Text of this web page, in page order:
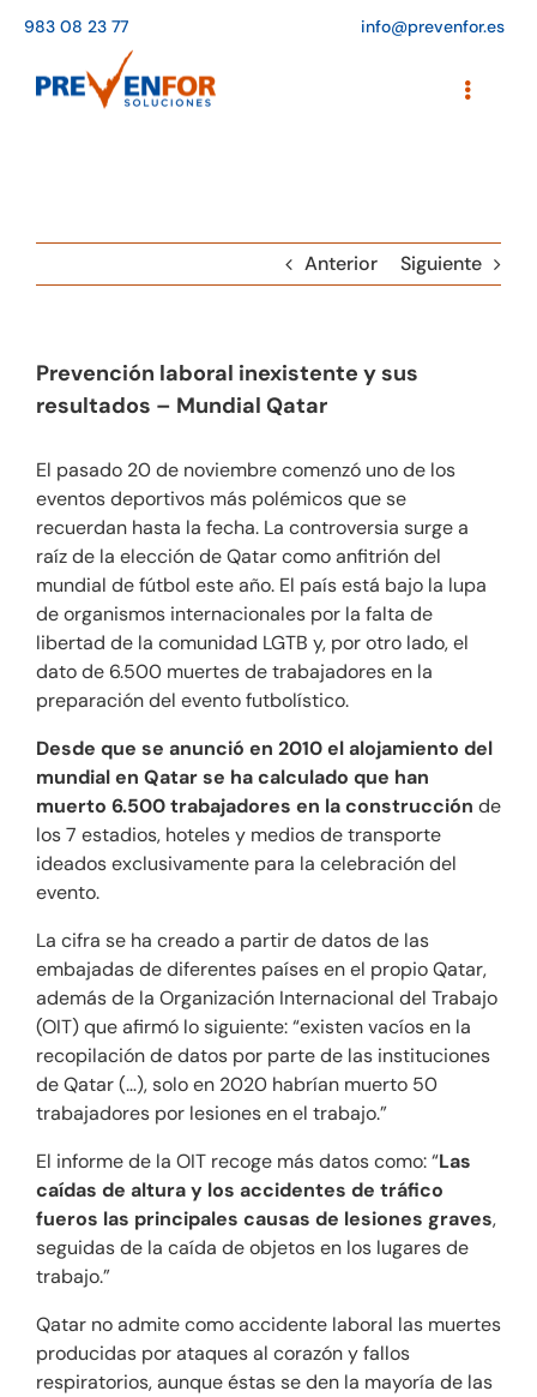
contenido
983 08 23 77 info@prevenfor.es
Toggle
Adaptación a la LOPD
Blog
Tienda online
Contacto
Anterior Siguiente
Prevención laboral inexistente y sus
resultados – Mundial Qatar
El pasado 20 de noviembre comenzó uno de los
eventos deportivos más polémicos que se
recuerdan hasta la fecha. La controversia surge a
raíz de la elección de Qatar como anfitrión del
mundial de fútbol este año. El país está bajo la lupa
de organismos internacionales por la falta de
libertad de la comunidad LGTB y, por otro lado, el
dato de 6.500 muertes de trabajadores en la
preparación del evento futbolístico.
Desde que se anunció en 2010 el alojamiento del
mundial en Qatar se ha calculado que han
muerto 6.500 trabajadores en la construcción de
los 7 estadios, hoteles y medios de transporte
ideados exclusivamente para la celebración del
evento.
La cifra se ha creado a partir de datos de las
embajadas de diferentes países en el propio Qatar,
además de la Organización Internacional del Trabajo
(OIT) que afirmó lo siguiente: “existen vacíos en la
recopilación de datos por parte de las instituciones
de Qatar (…), solo en 2020 habrían muerto 50
trabajadores por lesiones en el trabajo.”
El informe de la OIT recoge más datos como: “Las
caídas de altura y los accidentes de tráfico
fueros las principales causas de lesiones graves,
seguidas de la caída de objetos en los lugares de
trabajo.”
Qatar no admite como accidente laboral las muertes
producidas por ataques al corazón y fallos
respiratorios, aunque éstas se den la mayoría de las